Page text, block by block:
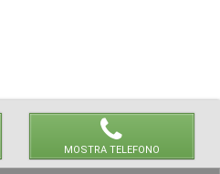
MOSTRA TELEFONO